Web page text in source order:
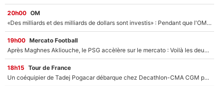
20h00 OM
«Des milliards et des milliards de dollars sont investis» : Pendant que l'OM est en pleine crise financière, Frank McCourt lance un nouveau projet à 260M€ !
19h00 Mercato Football
Après Maghnes Akliouche, le PSG accèlère sur le mercato : Voilà les deux nouvelles recrues qui vont signer la semaine prochaine ?
18h15 Tour de France
Un coéquipier de Tadej Pogacar débarque chez Decathlon-CMA CGM pour épauler Paul Seixas : «Mes meilleures années sont à venir»